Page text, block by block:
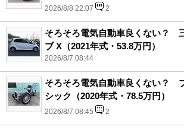
2026/8/8 22:07 2
そろそろ電気自動車良くない？
ブ X（2021年式・53.8万円）
2026/8/7 08:44
そろそろ電気自動車良くない？
シック（2020年式・78.5万円）
2026/8/7 08:45 2